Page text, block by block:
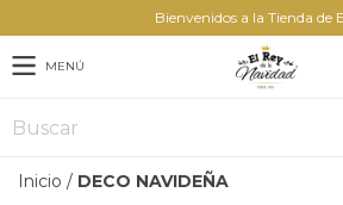
Bienvenidos a la Tienda de
MENÚ
Inicio / DECO NAVIDEÑA